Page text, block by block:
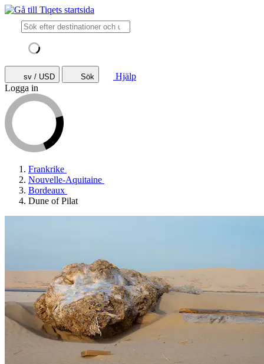
sv / USD Sök
Hjälp
Logga in
Frankrike
Nouvelle-Aquitaine
Bordeaux
Dune of Pilat